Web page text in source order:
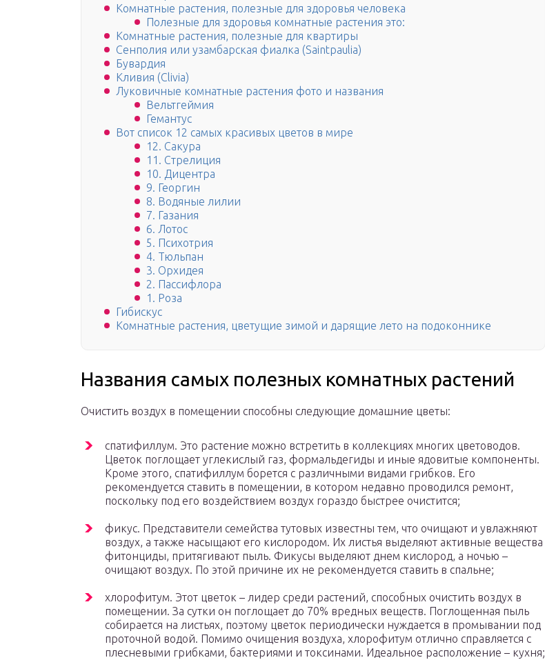
Комнатные растения, полезные для здоровья человека
Полезные для здоровья комнатные растения это:
Комнатные растения, полезные для квартиры
Сенполия или узамбарская фиалка (Saintpaulia)
Бувардия
Кливия (Clivia)
Луковичные комнатные растения фото и названия
Вельтгеймия
Гемантус
Вот список 12 самых красивых цветов в мире
12. Сакура
11. Стрелиция
10. Дицентра
9. Георгин
8. Водяные лилии
7. Газания
6. Лотос
5. Психотрия
4. Тюльпан
3. Орхидея
2. Пассифлора
1. Роза
Гибискус
Комнатные растения, цветущие зимой и дарящие лето на подоконнике
Названия самых полезных комнатных растений
Очистить воздух в помещении способны следующие домашние цветы:
спатифиллум. Это растение можно встретить в коллекциях многих цветоводов.
Цветок поглощает углекислый газ, формальдегиды и иные ядовитые компоненты.
Кроме этого, спатифиллум борется с различными видами грибков. Его
рекомендуется ставить в помещении, в котором недавно проводился ремонт,
поскольку под его воздействием воздух гораздо быстрее очистится;
фикус. Представители семейства тутовых известны тем, что очищают и увлажняют
воздух, а также насыщают его кислородом. Их листья выделяют активные вещества
фитонциды, притягивают пыль. Фикусы выделяют днем кислород, а ночью –
очищают воздух. По этой причине их не рекомендуется ставить в спальне;
хлорофитум. Этот цветок – лидер среди растений, способных очистить воздух в
помещении. За сутки он поглощает до 70% вредных веществ. Поглощенная пыль
собирается на листьях, поэтому цветок периодически нуждается в промывании под
проточной водой. Помимо очищения воздуха, хлорофитум отлично справляется с
плесневыми грибками, бактериями и токсинами. Идеальное расположение – кухня;